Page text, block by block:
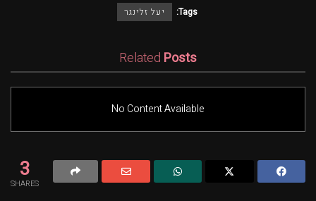
Tags: יעל זלינגר
Related Posts
No Content Available
3
SHARES